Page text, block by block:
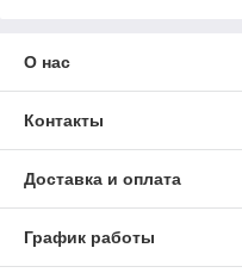
О нас
Контакты
Доставка и оплата
График работы